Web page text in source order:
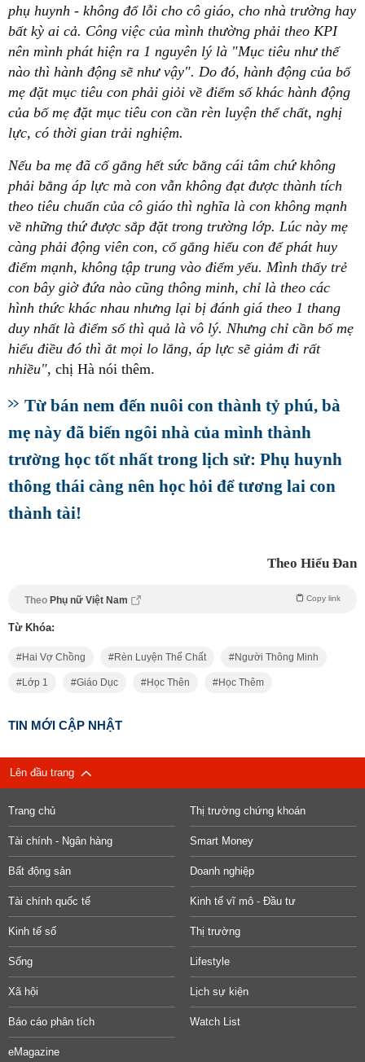
phụ huynh - không đổ lỗi cho cô giáo, cho nhà trường hay
bất kỳ ai cả. Công việc của mình thường phải theo KPI
nên mình phát hiện ra 1 nguyên lý là "Mục tiêu như thế
nào thì hành động sẽ như vậy". Do đó, hành động của bố
mẹ đặt mục tiêu con phải giỏi về điểm số khác hành động
của bố mẹ đặt mục tiêu con cần rèn luyện thể chất, nghị
lực, có thời gian trải nghiệm.
Nếu ba mẹ đã cố gắng hết sức bằng cái tâm chứ không
phải bằng áp lực mà con vẫn không đạt được thành tích
theo tiêu chuẩn của cô giáo thì nghĩa là con không mạnh
về những thứ được sắp đặt trong trường lớp. Lúc này mẹ
càng phải động viên con, cố gắng hiểu con để phát huy
điểm mạnh, không tập trung vào điểm yếu. Mình thấy trẻ
con bây giờ đứa nào cũng thông minh, chỉ là theo các
hình thức khác nhau nhưng lại bị đánh giá theo 1 thang
duy nhất là điểm số thì quả là vô lý. Nhưng chỉ cần bố mẹ
hiểu điều đó thì ắt mọi lo lắng, áp lực sẽ giảm đi rất
nhiều", chị Hà nói thêm.
Từ bán nem đến nuôi con thành tỷ phú, bà
mẹ này đã biến ngôi nhà của mình thành
trường học tốt nhất trong lịch sử: Phụ huynh
thông thái càng nên học hỏi để tương lai con
thành tài!
Theo Hiểu Đan
Theo Phụ nữ Việt Nam Copy link
Từ Khóa:
Hai Vợ Chồng Rèn Luyện Thể Chất Người Thông Minh
Lớp 1 Giáo Dục Học Thên Học Thêm
TIN MỚI CẬP NHẬT
Lên đầu trang
Trang chủ Thị trường chứng khoán
Tài chính - Ngân hàng Smart Money
Bất động sản Doanh nghiệp
Tài chính quốc tế Kinh tế vĩ mô - Đầu tư
Kinh tế số Thị trường
Sống Lifestyle
Xã hội Lịch sự kiện
Báo cáo phân tích Watch List
eMagazine